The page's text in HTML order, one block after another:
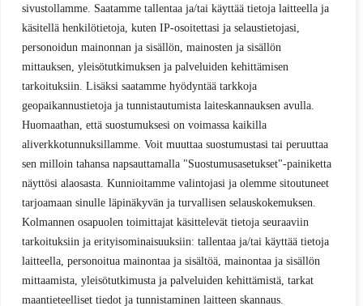
sivustollamme. Saatamme tallentaa ja/tai käyttää tietoja laitteella ja
käsitellä henkilötietoja, kuten IP-osoitettasi ja selaustietojasi,
personoidun mainonnan ja sisällön, mainosten ja sisällön
mittauksen, yleisötutkimuksen ja palveluiden kehittämisen
tarkoituksiin. Lisäksi saatamme hyödyntää tarkkoja
geopaikannustietoja ja tunnistautumista laiteskannauksen avulla.
Huomaathan, että suostumuksesi on voimassa kaikilla
aliverkkotunnuksillamme. Voit muuttaa suostumustasi tai peruuttaa
sen milloin tahansa napsauttamalla "Suostumusasetukset"-painiketta
näyttösi alaosasta. Kunnioitamme valintojasi ja olemme sitoutuneet
tarjoamaan sinulle läpinäkyvän ja turvallisen selauskokemuksen.
Kolmannen osapuolen toimittajat käsittelevät tietoja seuraaviin
tarkoituksiin ja erityisominaisuuksiin: tallentaa ja/tai käyttää tietoja
laitteella, personoitua mainontaa ja sisältöä, mainontaa ja sisällön
mittaamista, yleisötutkimusta ja palveluiden kehittämistä, tarkat
maantieteelliset tiedot ja tunnistaminen laitteen skannaus.